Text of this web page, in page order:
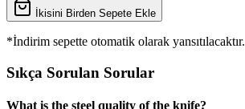
İkisini Birden Sepete Ekle
*İndirim sepette otomatik olarak yansıtılacaktır.
Sıkça Sorulan Sorular
What is the steel quality of the knife?